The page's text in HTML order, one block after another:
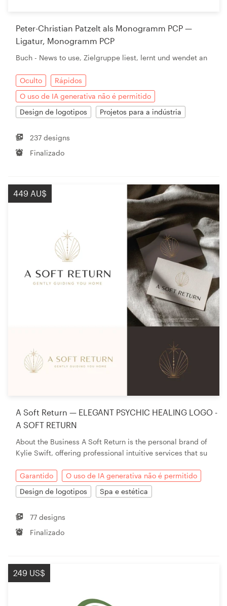
Peter-Christian Patzelt als Monogramm PCP —
Ligatur, Monogramm PCP
Buch - News to use, Zielgruppe liest, lernt und wendet an
Oculto
Rápidos
O uso de IA generativa não é permitido
Design de logotipos
Projetos para a indústria
237 designs
Finalizado
449 AU$
A Soft Return — ELEGANT PSYCHIC HEALING LOGO -
A SOFT RETURN
About the Business A Soft Return is the personal brand of
Kylie Swift, offering professional intuitive services that su
Garantido
O uso de IA generativa não é permitido
Design de logotipos
Spa e estética
77 designs
Finalizado
249 US$
Recursos
Preços
Torne-se um designer
Blog